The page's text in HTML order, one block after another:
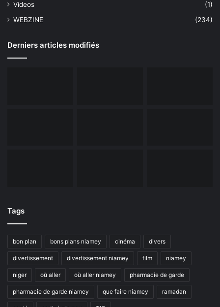
Videos
(1)
WEBZINE
(234)
Derniers articles modifiés
Tags
bon plan bons plans niamey cinéma divers
divertissement divertissement niamey film niamey
niger où aller où aller niamey pharmacie de garde
pharmacie de garde niamey que faire niamey ramadan